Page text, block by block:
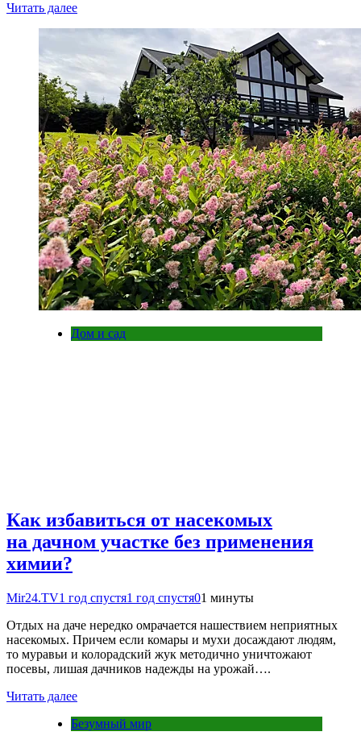
Читать далее
Дом и сад
Как избавиться от насекомых
на дачном участке без применения
химии?
Mir24.TV1 год спустя1 год спустя01 минуты
Отдых на даче нередко омрачается нашествием неприятных
насекомых. Причем если комары и мухи досаждают людям,
то муравьи и колорадский жук методично уничтожают
посевы, лишая дачников надежды на урожай….
Читать далее
Безумный мир